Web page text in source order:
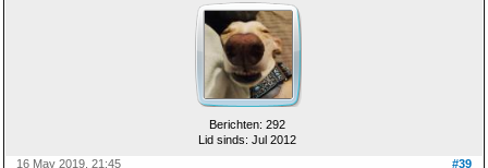
Forum
Berichten: 292
Lid sinds: Jul 2012
#39
16 May 2019, 21:45